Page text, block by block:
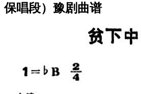
保唱段）豫剧曲谱